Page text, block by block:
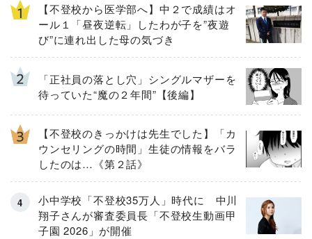
【不登校から医学部へ】中２で成績はオ
ール１「昼夜逆転」したわが子を”夜遊
び”に連れ出した母の気づき
「正社員の落とし穴」シングルマザーを
待っていた“魔の２年間”【後編】
【不登校のきっかけは先生でした】「カ
ウンセリングの時間」生徒の情報をバラ
したのは…《第２話》
小中学校「不登校35万人」時代に 中川
翔子さんが審査委員長「不登校生動画甲
子園 2026」が開催